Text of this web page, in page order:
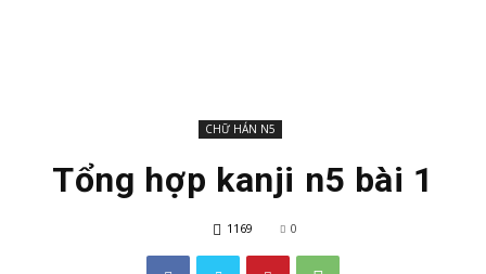
CHỮ HÁN N5
Tổng hợp kanji n5 bài 1
1169 0